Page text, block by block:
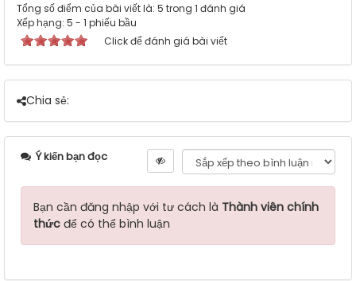
Tổng số điểm của bài viết là: 5 trong 1 đánh giá
Xếp hạng: 5 - 1 phiếu bầu
Click để đánh giá bài viết
Chia sẻ:
Ý kiến bạn đọc
Bạn cần đăng nhập với tư cách là Thành viên chính
thức để có thể bình luận